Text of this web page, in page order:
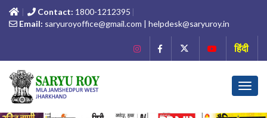
Contact: 1800-1212395
Email: saryuroyoffice@gmail.com | helpdesk@saryuroy.in
हिंदी